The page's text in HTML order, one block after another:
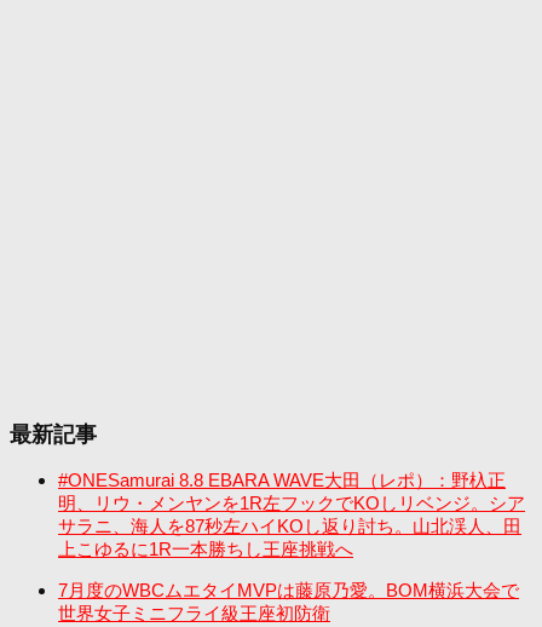
最新記事
#ONESamurai 8.8 EBARA WAVE大田（レポ）：野杁正
明、リウ・メンヤンを1R左フックでKOしリベンジ。シア
サラニ、海人を87秒左ハイKOし返り討ち。山北渓人、田
上こゆるに1R一本勝ちし王座挑戦へ
7月度のWBCムエタイMVPは藤原乃愛。BOM横浜大会で
世界女子ミニフライ級王座初防衛